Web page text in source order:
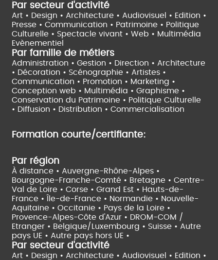
Par secteur d'activité
Art • Design • Architecture • Audiovisuel • Edition •
Presse • Communication • Patrimoine • Politique
Culturelle • Spectacle vivant • Web • Multimédia
Evènementiel
Par famille de métiers
Administration • Gestion • Direction • Architecture
• Décoration • Scénographie • Artistes •
Communication • Promotion • Marketing •
Conception web • Multimédia • Graphisme •
Conservation du Patrimoine • Politique Culturelle
• Diffusion • Distribution • Commercialisation
Formation courte/certifiante:
Par région
À distance • Auvergne-Rhône-Alpes •
Bourgogne-Franche-Comté • Bretagne • Centre-
Val de Loire • Corse • Grand Est • Hauts-de-
France •
Île-de-France • Normandie • Nouvelle-
Aquitaine • Occitanie • Pays de la Loire •
Provence-Alpes-Côte d'Azur • DROM-COM /
Etranger • Belgique/Luxembourg • Suisse • Autre
pays UE • Autre pays hors UE •
Par secteur d'activité
Art • Design • Architecture • Audiovisuel • Edition •